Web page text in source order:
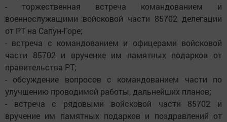
- торжественная встреча командованием и
военнослужащими войсковой части 85702 делегации
от РТ на Сапун-Горе;
- встреча с командованием и офицерами войсковой
части 85702 и вручение им памятных подарков от
правительства РТ;
- обсуждение вопросов с командованием части по
улучшению проводимой работы, дальнейших планов;
- встреча с рядовыми войсковой части 85702 и
вручение им памятных подарков и поздравлений от